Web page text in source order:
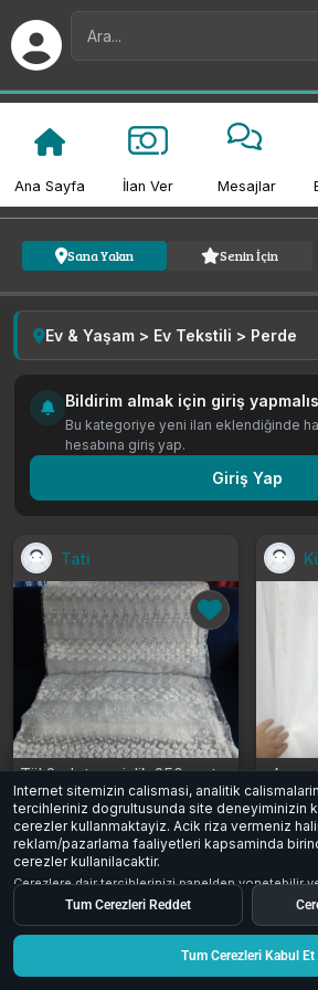
Ana Sayfa İlan Ver Mesajlar
Sana Yakın Senin İçin
Ev & Yaşam > Ev Tekstili > Perde
Bildirim almak için giriş
Bu kategoriye yeni ilan eklendiğinde
hesabına giriş yap.
Giriş Yap
Tati
Tül 2adet genişlik 250sm tanesinin
1.500 ₺
İstanbul
0 0 8
şık
4.500
İstanbul
Internet sitemizin calismasi, analitik
tercihleriniz dogrultusunda site deneyiminizin
cerezler kullanmaktayiz. Acik riza vermeniz
reklam/pazarlama faaliyetleri kapsaminda
cerezler kullanilacaktir.
Cerezlere dair tercihlerinizi panelden yonetebilir
Aydinlatma Metniinceleyebilirsiniz.
Tum Cerezleri Reddet
Tum Cerezleri Kabul Et